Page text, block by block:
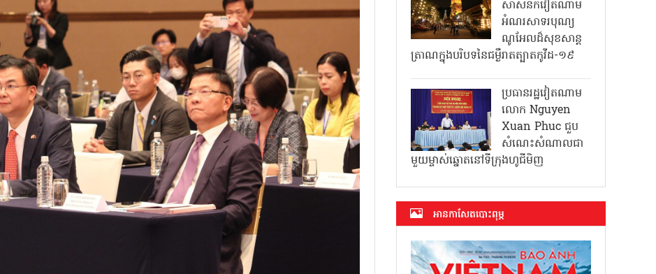
សាសនិកវៀតណាម
អំណរសាទរបុណ្យ
ណូអែលដ៏សុខសាន្ត
ត្រាណក្នុងបរិបទនៃជម្ងឺរាតត្បាតកូវីដ-១៩
ប្រធានរដ្ឋវៀតណាម
លោក Nguyen
Xuan Phuc ជួប
សំណេះសំណាលជា
មួយម្ចាស់ឆ្នោតនៅទីក្រុងហូជីមិញ
អាន​កាសែត​បោះពុម្ភ